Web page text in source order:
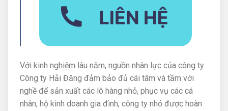
Với kinh nghiệm lâu năm, nguồn nhân lực của công ty
Công ty Hải Đăng đảm bảo đủ cái tâm và tầm với
nghề để sản xuất các lô hàng nhỏ, phục vụ các cá
nhân, hộ kinh doanh gia đình, công ty nhỏ được hoàn